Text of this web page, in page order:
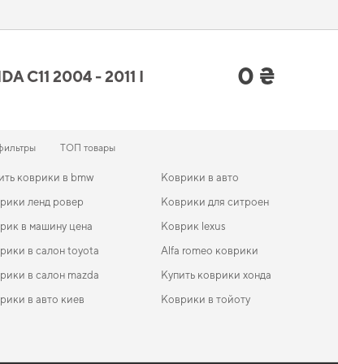
обеспечивают ваш автомобиль дополнительной защитой,
C11 2004 - 2011 I
0 ₴
ТОП товары
коврики в bmw
ленд ровер
в машину цена
в салон toyota
в салон mazda
в авто киев
Коврики в авто
Коврики для ситроен
Коврик lexus
Alfa romeo коврики
Купить коврики хонда
Коврики в тойоту